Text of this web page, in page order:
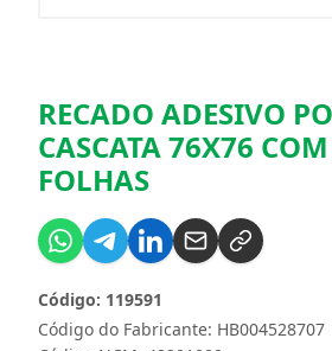
RECADO ADESIVO
CASCATA 76X76
FOLHAS
Código do Fabricante: HB004528707
Código: 119591